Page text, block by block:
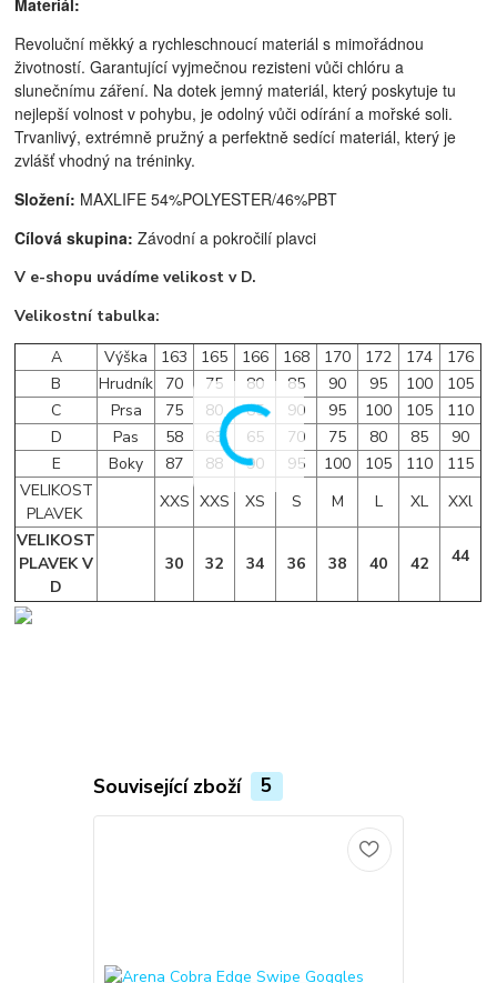
Materiál:
Revoluční měkký a rychleschnoucí materiál s mimořádnou
životností. Garantující vyjmečnou rezisteni vůči chlóru a
slunečnímu záření. Na dotek jemný materiál, který poskytuje tu
nejlepší volnost v pohybu, je odolný vůči odírání a mořské soli.
Trvanlivý, extrémně pružný a perfektně sedící materiál, který je
zvlášť vhodný na tréninky.
Složení: MAXLIFE 54%POLYESTER/46%PBT
Cílová skupina:Závodní a pokročilí plavci
V e-shopu uvádíme velikost v D.
Velikostní tabulka:
A
Výška 163 165 166 168 170 172 174
176
B
Hrudník 70 75 80 85 90 95 100
105
C
Prsa 75 80 85 90 95 100 105
110
D
Pas 58 63 65 70 75 80 85
90
E
Boky 87 88 90 95 100 105 110
115
VELIKOST
PLAVEK
XXS XXS XS S M L XL
XXl
VELIKOST
PLAVEK V
D
30 32 34 36 38 40 42 44
Související zboží 5